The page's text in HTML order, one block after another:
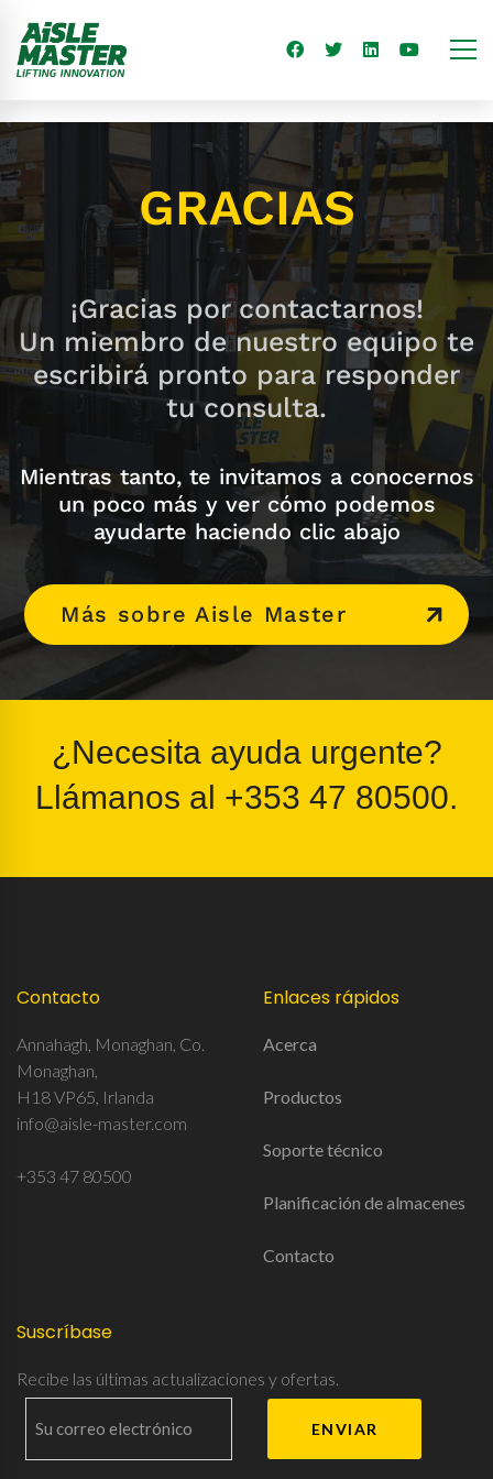
GRACIAS
¡Gracias por contactarnos!
Un miembro de nuestro equipo te
escribirá pronto para responder
tu consulta.
Mientras tanto, te invitamos a conocernos
un poco más y ver cómo podemos
ayudarte haciendo clic abajo
Más sobre Aisle Master
¿Necesita ayuda urgente?
Llámanos al +353 47 80500.
Contacto
Annahagh, Monaghan, Co.
Monaghan,
H18 VP65, Irlanda
info@aisle-master.com
+353 47 80500
Enlaces rápidos
Acerca
Productos
Soporte técnico
Planificación de almacenes
Contacto
Suscríbase
Recibe las últimas actualizaciones y ofertas.